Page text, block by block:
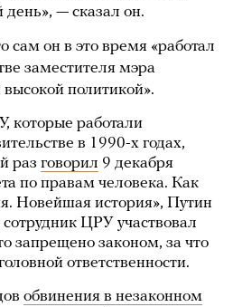
— сказал он.
сам он в это время «работал
заместителя мэра
политикой».
которые работали
в 1990-х годах,
раз говорил 9 декабря
по правам человека. Как
Новейшая история», Путин
сотрудник ЦРУ участвовал
запрещено законом, за что
ответственности.
обвинения в незаконном